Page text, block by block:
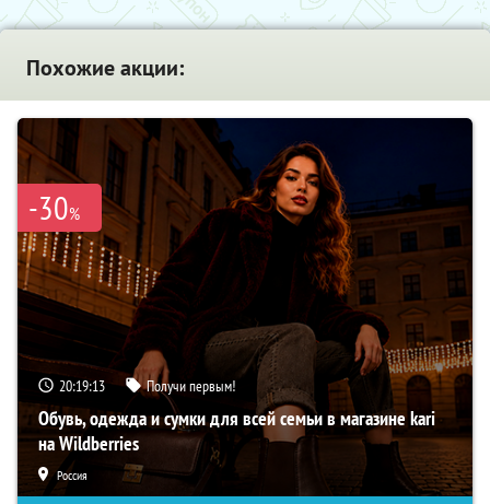
Похожие акции:
-30%
20:19:12 Получи первым!
Обувь, одежда и сумки для всей семьи в магазине kari
на Wildberries
Россия